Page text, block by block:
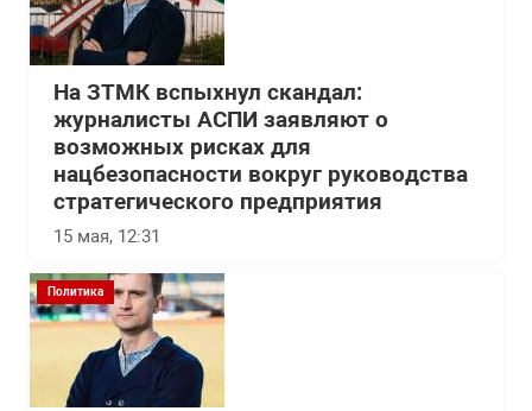
На ЗТМК вспыхнул скандал:
журналисты АСПИ заявляют о
возможных рисках для
нацбезопасности вокруг руководства
стратегического предприятия
15 мая, 12:31
Политика